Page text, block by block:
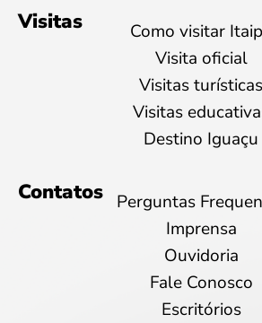
Visitas
Como visitar
Visita oficial
Visitas turísticas
Visitas
Destino Iguaçu
Contatos
Perguntas
Imprensa
Ouvidoria
Fale Conosco
Escritórios